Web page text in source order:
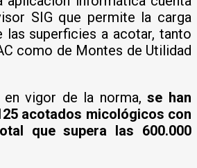
SIG que permite la carga
las superficies a acotar, tanto
como de Montes de Utilidad
en vigor de la norma,se han
acotados micológicos con
que supera las 600.000